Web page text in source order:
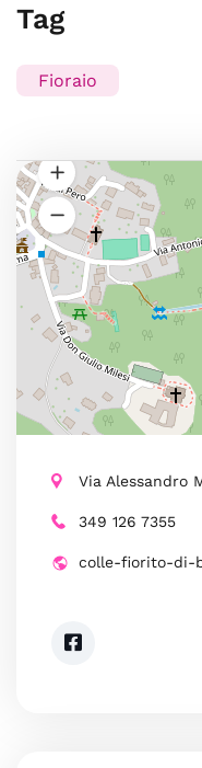
Tag
Fioraio
Via Alessandro
349 126 7355
colle-fiorito-di-